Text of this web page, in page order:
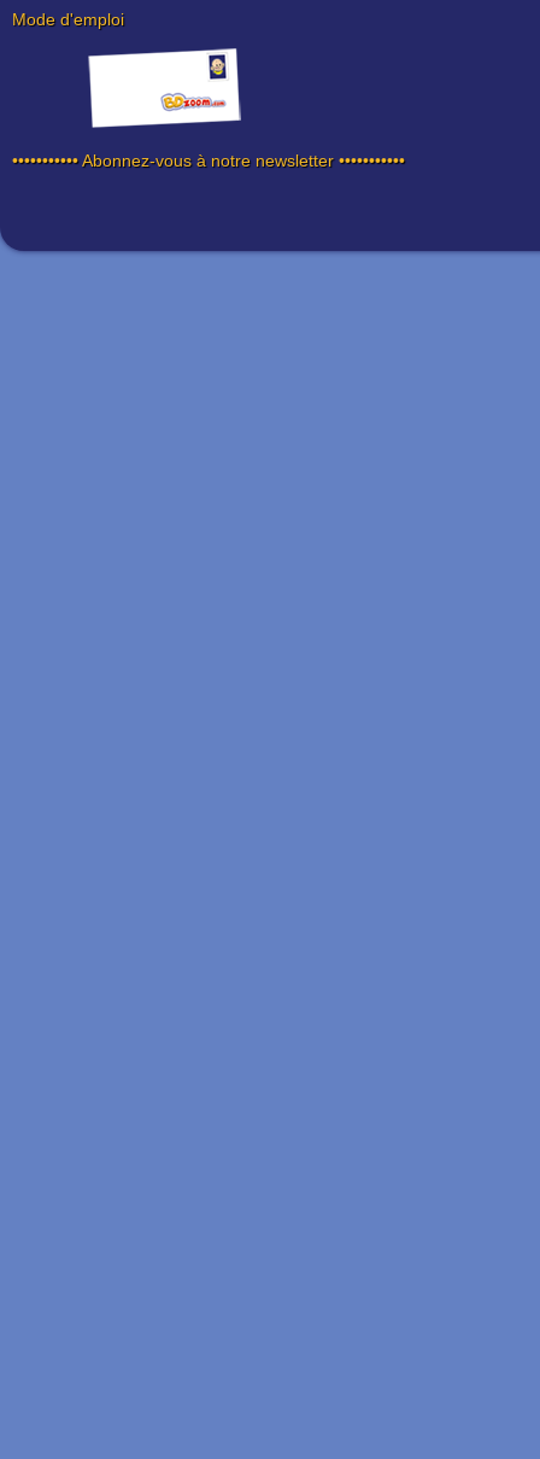
Mode d'emploi
••••••••••• Abonnez-vous à notre newsletter •••••••••••